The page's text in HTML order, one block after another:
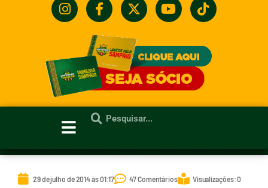
29 de julho de 2014 às 01:17 47 Comentários Visualizações: 0